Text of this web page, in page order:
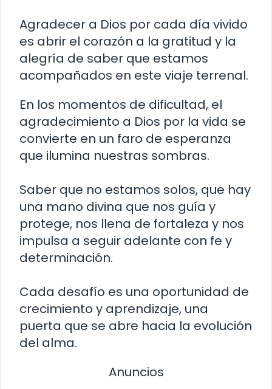
Agradecer a Dios por cada día vivido
es abrir el corazón a la gratitud y la
alegría de saber que estamos
acompañados en este viaje terrenal.
En los momentos de dificultad, el
agradecimiento a Dios por la vida se
convierte en un faro de esperanza
que ilumina nuestras sombras.
Saber que no estamos solos, que hay
una mano divina que nos guía y
protege, nos llena de fortaleza y nos
impulsa a seguir adelante con fe y
determinación.
Cada desafío es una oportunidad de
crecimiento y aprendizaje, una
puerta que se abre hacia la evolución
del alma.
Anuncios